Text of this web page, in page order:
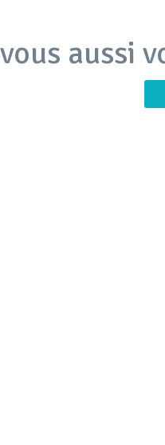
aussi